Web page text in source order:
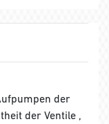
der
der Ventile ,